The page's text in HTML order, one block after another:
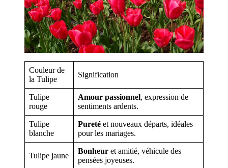
Couleur de
la Tulipe
Signification
Tulipe
rouge
Amour passionnel, expression de
sentiments ardents.
Tulipe
blanche
Pureté et nouveaux départs, idéales
pour les mariages.
Tulipe jaune
Bonheur et amitié, véhicule des
pensées joyeuses.